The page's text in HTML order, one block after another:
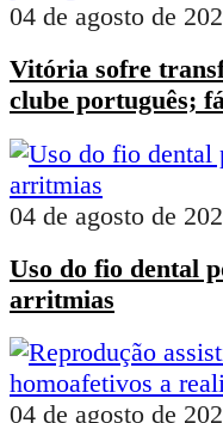
04 de agosto de
Vitória sofre
clube português;
04 de agosto de
Uso do fio dental
arritmias
04 de agosto de